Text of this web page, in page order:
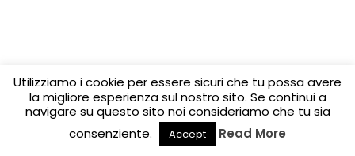
Utilizziamo i cookie per essere sicuri che tu possa avere
la migliore esperienza sul nostro sito. Se continui a
navigare su questo sito noi consideriamo che tu sia
consenziente.
Accept Read More